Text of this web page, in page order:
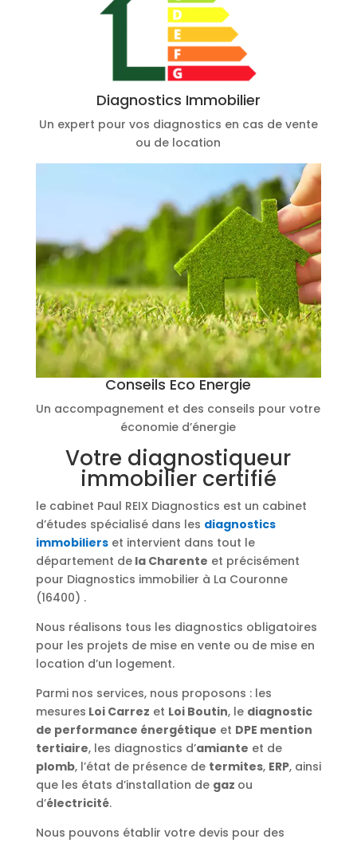
Diagnostics Immobilier
Un expert pour vos diagnostics en cas de vente
ou de location
Conseils Eco Energie
Un accompagnement et des conseils pour votre
économie d’énergie
Votre diagnostiqueur
immobilier certifié
le cabinet Paul REIX Diagnostics est un cabinet
d’études spécialisé dans les diagnostics
immobilierset intervient dans tout le
département dela Charente et précisément
pour Diagnostics immobilier à La Couronne
(16400) .
Nous réalisons tous les diagnostics obligatoires
pour les projets de mise en vente ou de mise en
location d’un logement.
Parmi nos services, nous proposons : les
mesures Loi Carrez et Loi Boutin, le diagnostic
de performance énergétique et DPE mention
tertiaire, les diagnostics d’amiante et de
plomb, l’état de présence de termites, ERP, ainsi
que les états d’installation de gaz ou
d’électricité.
Nous pouvons établir votre devis pour des